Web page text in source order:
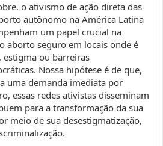
o ativismo de ação direta das
autônomo na América Latina
um papel crucial na
aborto seguro em locais onde é
ou barreiras
Nossa hipótese é de que,
uma demanda imediata por
essas redes ativistas disseminam
para a transformação da sua
meio de sua desestigmatização,